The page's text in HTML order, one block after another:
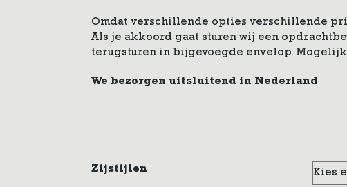
Omdat verschillende opties verschillende
Als je akkoord gaat sturen wij een
terugsturen in bijgevoegde envelop.
We bezorgen uitsluitend in Nederland
Zijstijlen